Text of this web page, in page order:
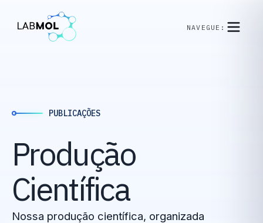
NAVEGUE:
PUBLICAÇÕES
Produção
Científica
Nossa produção científica, organizada